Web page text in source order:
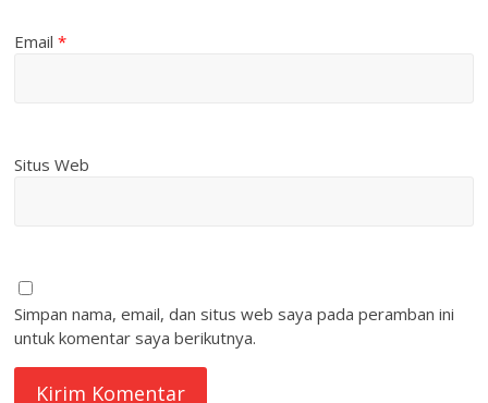
Email*
Situs Web
Simpan nama, email, dan situs web saya pada peramban ini
untuk komentar saya berikutnya.